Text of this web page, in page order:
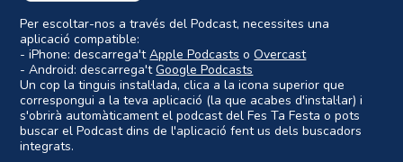
Per escoltar-nos a través del Podcast, necessites una
aplicació compatible:
- iPhone: descarrega'tApple Podcasts oOvercast
- Android: descarrega'tGoogle Podcasts
Un cop la tinguis instal·lada, clica a la icona superior que
correspongui a la teva aplicació (la que acabes d'instal·lar) i
s'obrirà automàticament el podcast del Fes Ta Festa o pots
buscar el Podcast dins de l'aplicació fent us dels buscadors
integrats.